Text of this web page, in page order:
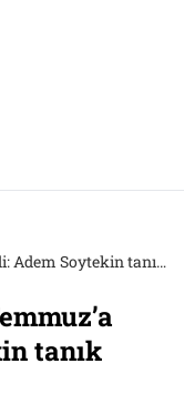
CHP Kurultay Davası Temmuz’a ertelendi: Adem Soytekin tanık olarak dinlenecek
tanık